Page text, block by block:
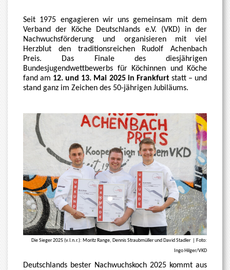
Seit 1975 engagieren wir uns gemeinsam mit dem
Verband der Köche Deutschlands e.V. (VKD) in der
Nachwuchsförderung und organisieren mit viel
Herzblut den traditionsreichen Rudolf Achenbach
Preis. Das Finale des diesjährigen
Bundesjugendwettbewerbs für Köchinnen und Köche
fand am 12. und 13. Mai 2025 in Frankfurtstatt – und
stand ganz im Zeichen des 50-jährigen Jubiläums.
Die Sieger 2025 (v.l.n.r.): Moritz Range, Dennis Straubmüller und David Stadler | Foto:
Ingo Hilger/VKD
Deutschlands bester Nachwuchskoch 2025 kommt aus